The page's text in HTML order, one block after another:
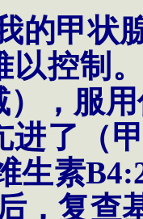
的甲状
以控制
），服
进了（
生素
，复查